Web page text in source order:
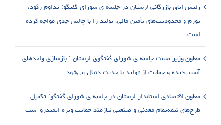
رئیس اتاق بازرگانی لرستان در جلسه ی شورای گفتگو: تداوم رکود،
تورم و محدودیت‌های تأمین مالی، تولید را با چالش جدی مواجه کرده
است
معاون وزیر صمت جلسه ی شورای گفتگوی لرستان : بازسازی واحدهای
آسیب‌دیده و حمایت از تولید با جدیت دنبال می‌شود
معاون اقتصادی استاندار لرستان در جلسه ی شورای گفتگو: تکمیل
طرح‌های نیمه‌تمام معدنی و صنعتی نیازمند حمایت ویژه ایمیدرو است